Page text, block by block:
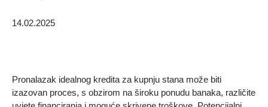
14.02.2025
Pronalazak idealnog kredita za kupnju stana može biti
izazovan proces, s obzirom na široku ponudu banaka, različite